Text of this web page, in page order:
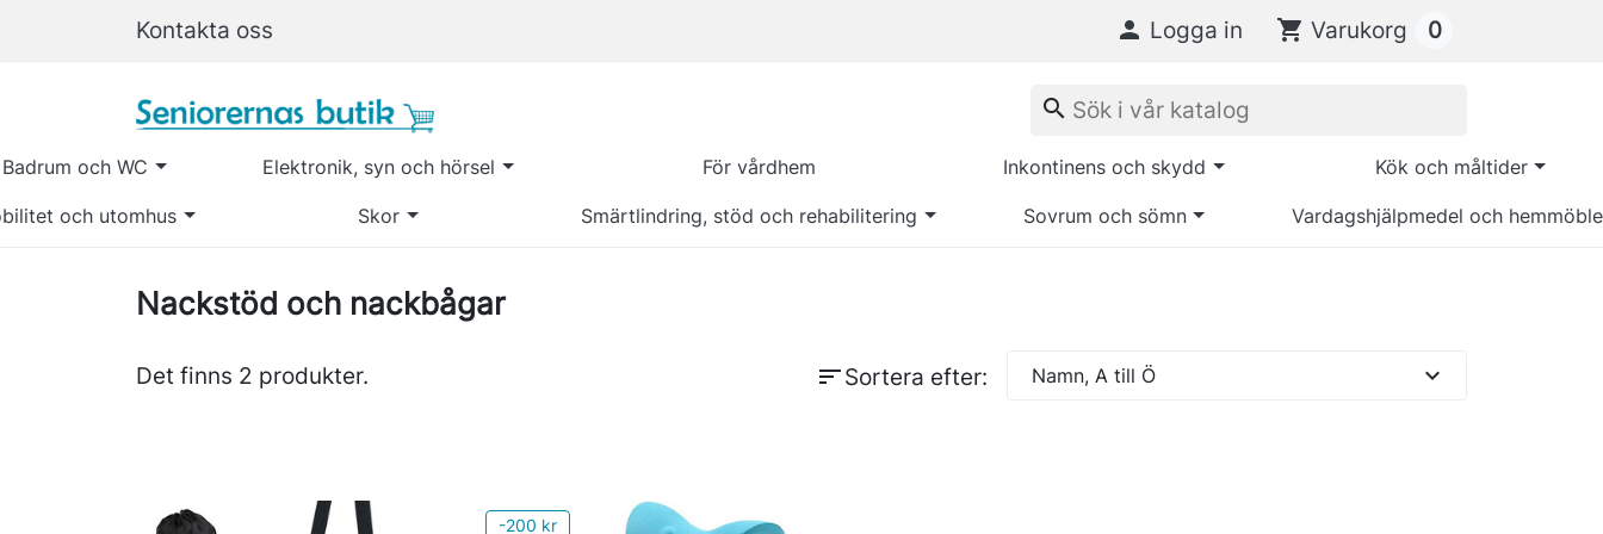
Kontakta oss  Logga in shopping_cart Varukorg 0
Badrum och WC Elektronik, syn och hörsel För vårdhem Inkontinens och skydd Kök och måltider
och utomhus Skor Smärtlindring, stöd och rehabilitering Sovrum och sömn Vardagshjälpmedel och
search
Nackstöd och nackbågar
Det finns 2 produkter. sortSortera efter: Namn, A till Ö expand_more
-200 kr